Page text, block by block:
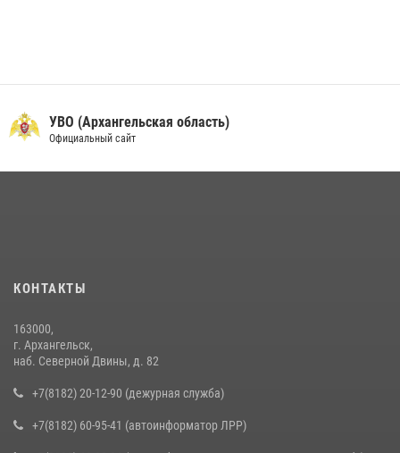
УВО (Архангельская область)
Официальный сайт
КОНТАКТЫ
163000,
г. Архангельск,
наб. Северной Двины, д. 82
+7(8182) 20-12-90 (дежурная служба)
+7(8182) 60-95-41 (автоинформатор ЛРР)